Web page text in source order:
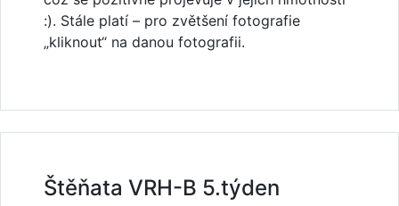
:). Stále platí – pro zvětšení fotografie
„kliknout“ na danou fotografii.
Štěňata VRH-B 5.týden